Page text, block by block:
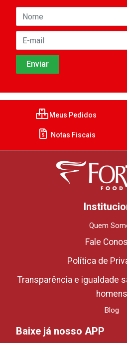
Meus Pedidos
Notas Fiscais
Quem
Fale
Política de
Transparência e igualdade
homens
Blog
Baixe já nosso APP